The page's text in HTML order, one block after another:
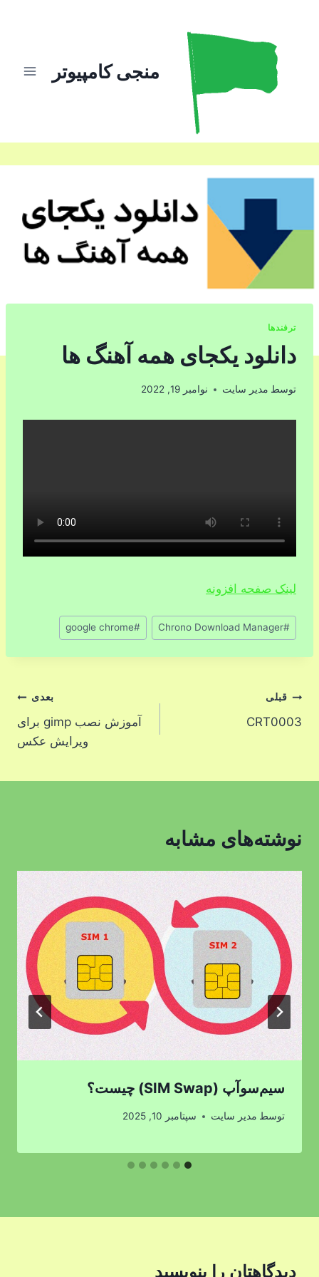
منجی کامپیوتر
ترفندها
دانلود یکجای همه آهنگ ها
توسط مدیر سایت نوامبر 19, 2022
لینک صفحه افزونه
برچسب‌های
نوشته:
#
Chrono Download Manager
#
google chrome
راهبری
نوشته
قبلی
CRT0003
بعدی
آموزش نصب gimp برای
ویرایش عکس
نوشته‌های مشابه
سیم‌سوآپ (SIM Swap) چیست؟
توسط مدیر سایت سپتامبر 10, 2025
دیدگاهتان را بنویسید